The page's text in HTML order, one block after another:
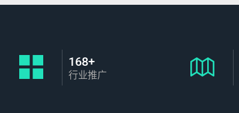
168+
行业推广